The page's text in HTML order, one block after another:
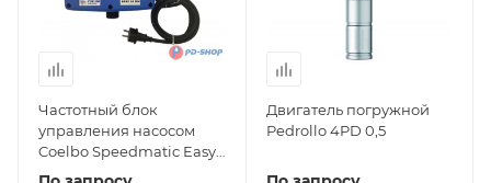
Частотный блок
управления насосом
Coelbo Speedmatic Easy
14 MM
Двигатель погружной
Pedrollo 4PD 0,5